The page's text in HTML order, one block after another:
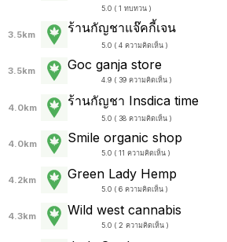
5.0 ( 1 ทบทวน )
3.5km ร้านกัญชาแจ๊คกี้เจน
5.0 ( 4 ความคิดเห็น )
3.5km Goc ganja store
4.9 ( 39 ความคิดเห็น )
4.0km ร้านกัญชา Insdica time
5.0 ( 38 ความคิดเห็น )
4.0km Smile organic shop
5.0 ( 11 ความคิดเห็น )
4.2km Green Lady Hemp
5.0 ( 6 ความคิดเห็น )
4.3km Wild west cannabis
5.0 ( 2 ความคิดเห็น )